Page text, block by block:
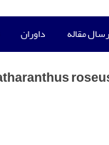
مقاله داوران